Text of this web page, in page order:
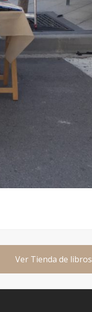
Ver Tienda de libros